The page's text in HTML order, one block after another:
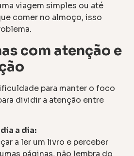
viagem simples ou até
comer no almoço, isso
com atenção e
para manter o foco
dividir a atenção entre
a dia:
a ler um livro e perceber
páginas, não lembra do